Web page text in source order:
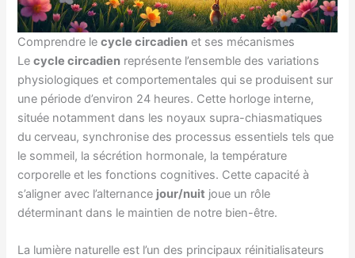
Comprendre lecycle circadien et ses mécanismes
Lecycle circadien représente l’ensemble des variations
physiologiques et comportementales qui se produisent sur
une période d’environ 24 heures. Cette horloge interne,
située notamment dans les noyaux supra-chiasmatiques
du cerveau, synchronise des processus essentiels tels que
le sommeil, la sécrétion hormonale, la température
corporelle et les fonctions cognitives. Cette capacité à
s’aligner avec l’alternance jour/nuit joue un rôle
déterminant dans le maintien de notre bien-être.
La lumière naturelle est l’un des principaux réinitialisateurs